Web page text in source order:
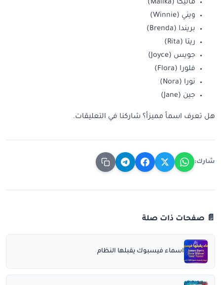
ماليكا (Malika)
ويني (Winnie)
بريندا (Brenda)
ريتا (Rita)
جويس (Joyce)
فلورا (Flora)
نورا (Nora)
جين (Jane)
هل تعرف اسماً مميزاً؟ شاركنا في التعليقات.
شارك:
📄 صفحات ذات صلة
اسماء فيسبوك يقبلها النظام